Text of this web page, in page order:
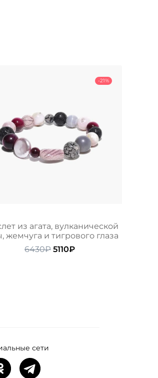
-21%
из агата, вулканической
жемчуга и тигрового глаза
6430₽ Первоначальная
5110₽Текущая
сети